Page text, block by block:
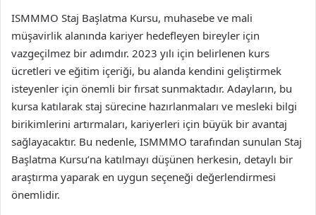
ISMMMO Staj Başlatma Kursu, muhasebe ve mali
müşavirlik alanında kariyer hedefleyen bireyler için
vazgeçilmez bir adımdır. 2023 yılı için belirlenen kurs
ücretleri ve eğitim içeriği, bu alanda kendini geliştirmek
isteyenler için önemli bir fırsat sunmaktadır. Adayların, bu
kursa katılarak staj sürecine hazırlanmaları ve mesleki bilgi
birikimlerini artırmaları, kariyerleri için büyük bir avantaj
sağlayacaktır. Bu nedenle, ISMMMO tarafından sunulan Staj
Başlatma Kursu’na katılmayı düşünen herkesin, detaylı bir
araştırma yaparak en uygun seçeneği değerlendirmesi
önemlidir.